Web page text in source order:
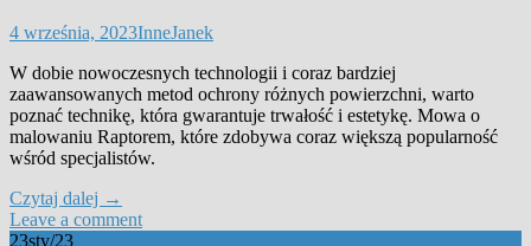
4 września, 2023InneJanek
W dobie nowoczesnych technologii i coraz bardziej
zaawansowanych metod ochrony różnych powierzchni, warto
poznać technikę, która gwarantuje trwałość i estetykę. Mowa o
malowaniu Raptorem, które zdobywa coraz większą popularność
wśród specjalistów.
Czytaj dalej →
Leave a comment
23sty/23